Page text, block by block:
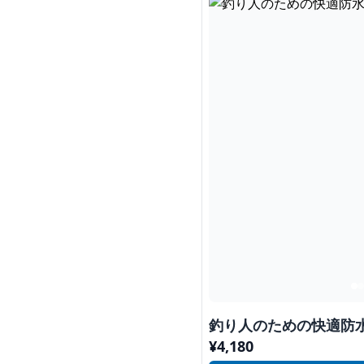
釣り人のための快適防
¥4,180